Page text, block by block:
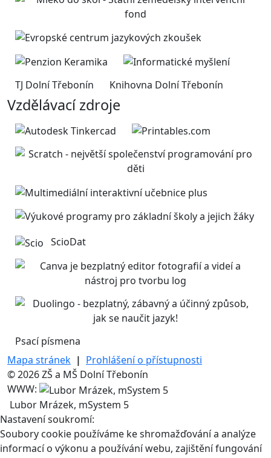
TJ Dolní Třebonín Knihovna Dolní Třebonín
Vzdělávací zdroje
ScioDat
Psací písmena
Mapa stránek | Prohlášení o přístupnosti
© 2026 ZŠ a MŠ Dolní Třebonín
WWW:
Lubor Mrázek, mSystem 5
Nastavení soukromí:
Soubory cookie používáme ke shromažďování a analýze
informací o výkonu a používání webu, zajištění fungování